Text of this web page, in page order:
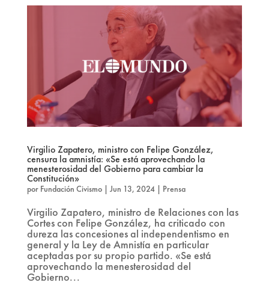
Virgilio Zapatero, ministro con Felipe González,
censura la amnistía: «Se está aprovechando la
menesterosidad del Gobierno para cambiar la
Constitución»
por Fundación Civismo| Jun 13, 2024| Prensa
Virgilio Zapatero, ministro de Relaciones con las
Cortes con Felipe González, ha criticado con
dureza las concesiones al independentismo en
general y la Ley de Amnistía en particular
aceptadas por su propio partido. «Se está
aprovechando la menesterosidad del
Gobierno...